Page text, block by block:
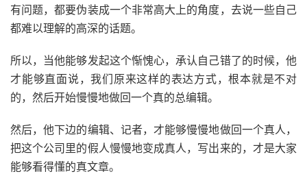
有问题，都要伪装成一个非常高大上的角度，去说一些自己
都难以理解的高深的话题。
所以，当他能够发起这个惭愧心，承认自己错了的时候，他
才能够直面说，我们原来这样的表达方式，根本就是不对
的，然后开始慢慢地做回一个真的总编辑。
然后，他下边的编辑、记者，才能够慢慢地做回一个真人，
把这个公司里的假人慢慢地变成真人，写出来的，才是大家
能够看得懂的真文章。